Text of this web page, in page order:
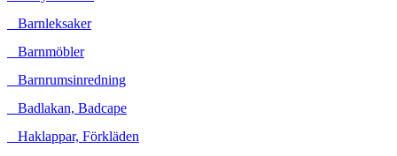
Barnleksaker
Barnmöbler
Barnrumsinredning
Badlakan, Badcape
Haklappar, Förkläden